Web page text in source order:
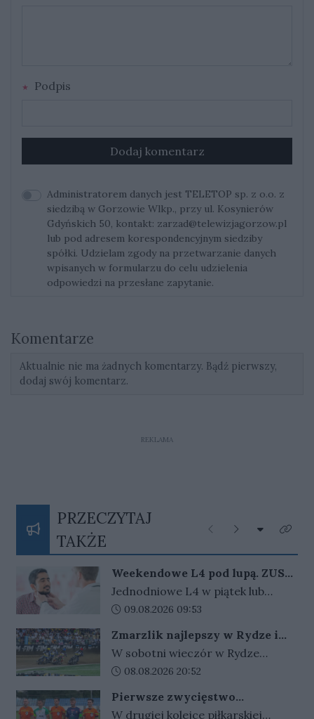
Podpis
Dodaj komentarz
Administratorem danych jest TELETOP sp. z o.o. z
siedzibą w Gorzowie Wlkp., przy ul. Kosynierów
Gdyńskich 50, kontakt: zarzad@telewizjagorzow.pl
lub pod adresem korespondencyjnym siedziby
spółki. Udzielam zgody na przetwarzanie danych
wpisanych w formularzu do celu udzielenia
odpowiedzi na przesłane zapytanie.
Komentarze
Aktualnie nie ma żadnych komentarzy. Bądź pierwszy,
dodaj swój komentarz.
REKLAMA
PRZECZYTAJ
TAKŻE
Poprzednie
Następne
Rozwiń
Kliknij
Weekendowe L4 pod lupą. ZUS
zapowiada więcej kontroli
Jednodniowe L4 w piątek lub
poniedziałek może wydłużyć
zwolnień i zapowiada, że dzięki
nowym przepisom łatwiej
sprawdzi ich zasadność.
Data dodania artykułu:
09.08.2026 09:53
Zmarzlik najlepszy w Rydze i
ponownie ze złotym plastronem!
W sobotni wieczór w Rydze
odbyło się Grand Prix Łotwy. W
zwycięski okazał się być Bartosz
Data dodania artykułu:
08.08.2026 20:52
Pierwsze zwycięstwo
gorzowskiej Warty
W drugiej kolejce piłkarskiej